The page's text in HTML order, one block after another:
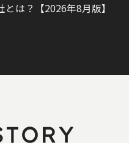
は？【2026年8月版】